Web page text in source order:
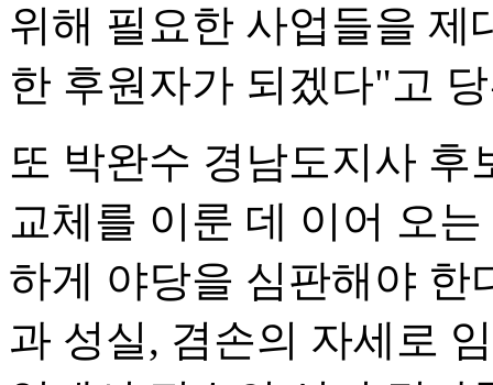
위해 필요한 사업들을 제
한 후원자가 되겠다"고
또 박완수 경남도지사 후
교체를 이룬 데 이어 오
하게 야당을 심판해야
과 성실, 겸손의 자세로